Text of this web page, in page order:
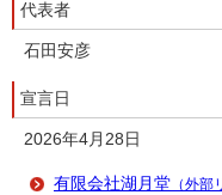
代表者
石田安彦
宣言日
2026年4月28日
有限会社湖月堂 （外部